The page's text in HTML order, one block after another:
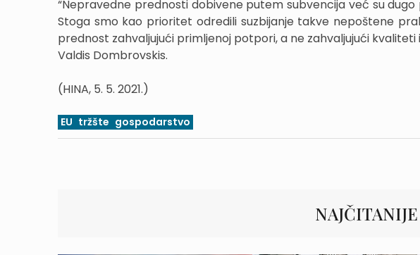
“Nepravedne prednosti dobivene putem subvencija već su
Stoga smo kao prioritet odredili suzbijanje takve nepoštene
prednost zahvaljujući primljenoj potpori, a ne zahvaljujući
Valdis Dombrovskis.
(HINA, 5. 5. 2021.)
EU tržšte gospodarstvo
NAJČITANIJE